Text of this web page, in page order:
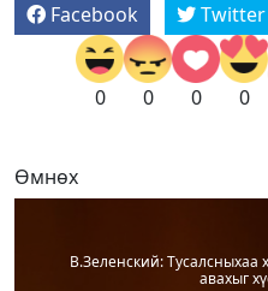
Facebook Twitter
0 0 0 0
Өмнөх
В.Зеленский: Тусалсныхаа
авахыг